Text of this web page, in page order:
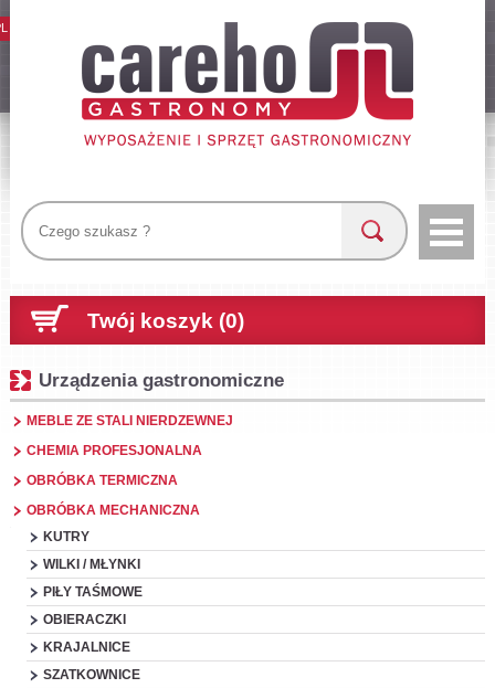
Twój koszyk (0)
Urządzenia gastronomiczne
MEBLE ZE STALI NIERDZEWNEJ
CHEMIA PROFESJONALNA
OBRÓBKA TERMICZNA
OBRÓBKA MECHANICZNA
KUTRY
WILKI / MŁYNKI
PIŁY TAŚMOWE
OBIERACZKI
KRAJALNICE
SZATKOWNICE